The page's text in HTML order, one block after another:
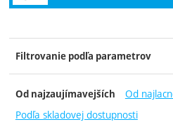
Zobraziť viac
Filtrovanie podľa parametrov
Cena (€)
-
Výrobcovia
Epever
EPsolar
Od najzaujímavejších Od
Podľa skladovej dostupnosti